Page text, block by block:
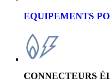
EQUIPEMENTS
CONNECTEURS